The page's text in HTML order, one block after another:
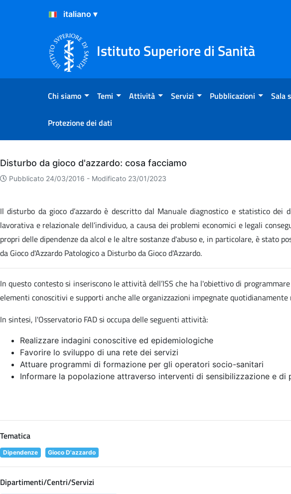
Salta al Contenuto
Salta al Footer
Istituto Superiore di Sanità
Chi siamo Temi Attività Servizi Pubblicazioni Sala
Protezione dei dati
Archivio
Disturbo da gioco d'azzardo: cosa facciamo
Pubblicato 24/03/2016 - Modificato 23/01/2023
Il disturbo da gioco d’azzardo è descritto dal Manuale diagnostico e statistico
lavorativa e relazionale dell’individuo, a causa dei problemi economici e legali
propri delle dipendenze da alcol e le altre sostanze d'abuso e, in particolare, è stato
da Gioco d'Azzardo Patologico a Disturbo da Gioco d'Azzardo.
In questo contesto si inseriscono le attività dell’ISS che ha l'obiettivo di
elementi conoscitivi e supporti anche alle organizzazioni impegnate
In sintesi, l'Osservatorio FAD si occupa delle seguenti attività:
Realizzare indagini conoscitive ed epidemiologiche
Favorire lo sviluppo di una rete dei servizi
Attuare programmi di formazione per gli operatori socio-sanitari
Informare la popolazione attraverso interventi di sensibilizzazione e di
Tematica
Dipendenze Gioco D'azzardo
Dipartimenti/Centri/Servizi